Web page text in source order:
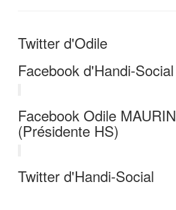
Twitter d'Odile
Facebook d'Handi-Social
Facebook Odile MAURIN
(Présidente HS)
Twitter d'Handi-Social